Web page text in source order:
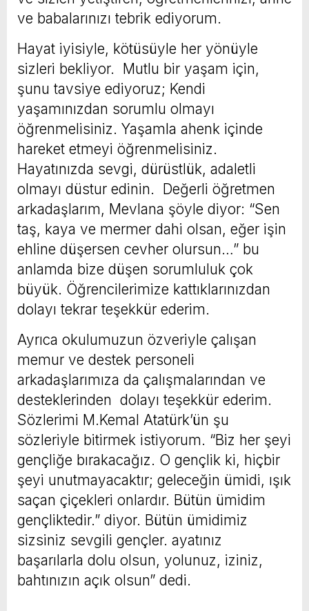
ve babalarınızı tebrik ediyorum.
Hayat iyisiyle, kötüsüyle her yönüyle
sizleri bekliyor. Mutlu bir yaşam için,
şunu tavsiye ediyoruz; Kendi
yaşamınızdan sorumlu olmayı
öğrenmelisiniz. Yaşamla ahenk içinde
hareket etmeyi öğrenmelisiniz.
Hayatınızda sevgi, dürüstlük, adaletli
olmayı düstur edinin. Değerli öğretmen
arkadaşlarım, Mevlana şöyle diyor: “Sen
taş, kaya ve mermer dahi olsan, eğer işin
ehline düşersen cevher olursun…” bu
anlamda bize düşen sorumluluk çok
büyük. Öğrencilerimize kattıklarınızdan
dolayı tekrar teşekkür ederim.
Ayrıca okulumuzun özveriyle çalışan
memur ve destek personeli
arkadaşlarımıza da çalışmalarından ve
desteklerinden dolayı teşekkür ederim.
Sözlerimi M.Kemal Atatürk’ün şu
sözleriyle bitirmek istiyorum. “Biz her şeyi
gençliğe bırakacağız. O gençlik ki, hiçbir
şeyi unutmayacaktır; geleceğin ümidi, ışık
saçan çiçekleri onlardır. Bütün ümidim
gençliktedir.” diyor. Bütün ümidimiz
sizsiniz sevgili gençler. ayatınız
başarılarla dolu olsun, yolunuz, iziniz,
bahtınızın açık olsun” dedi.